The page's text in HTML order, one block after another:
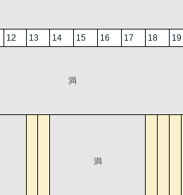
12 13 14 15 16 17 18 19
満
満